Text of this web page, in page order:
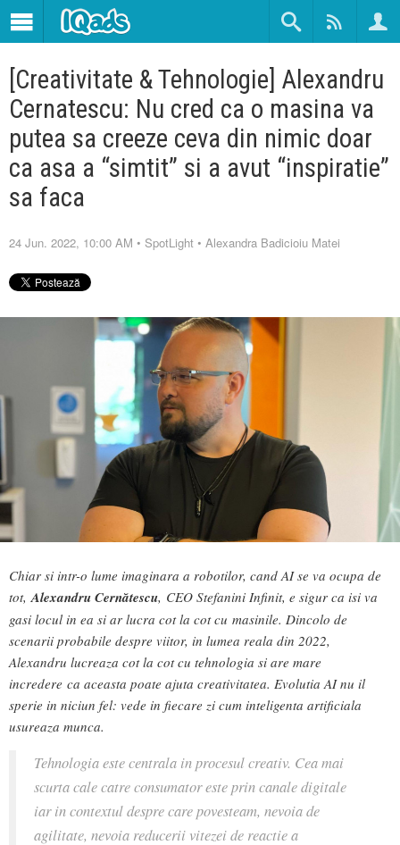
[Creativitate & Tehnologie] Alexandru
Cernatescu: Nu cred ca o masina va
putea sa creeze ceva din nimic doar
ca asa a “simtit” si a avut “inspiratie”
sa faca
24 Jun. 2022, 10:00 AM • SpotLight • Alexandra Badicioiu Matei
Chiar si intr-o lume imaginara a robotilor, cand AI se va ocupa de
tot, Alexandru Cernătescu, CEO Stefanini Infinit, e sigur ca isi va
gasi locul in ea si ar lucra cot la cot cu masinile. Dincolo de
scenarii probabile despre viitor, in lumea reala din 2022,
Alexandru lucreaza cot la cot cu tehnologia si are mare
incredere ca aceasta poate ajuta creativitatea. Evolutia AI nu il
sperie in niciun fel: vede in fiecare zi cum inteligenta artificiala
usureaza munca.
Tehnologia este centrala in procesul creativ. Cea mai
scurta cale catre consumator este prin canale digitale
iar in contextul despre care povesteam, nevoia de
agilitate, nevoia reducerii vitezei de reactie a